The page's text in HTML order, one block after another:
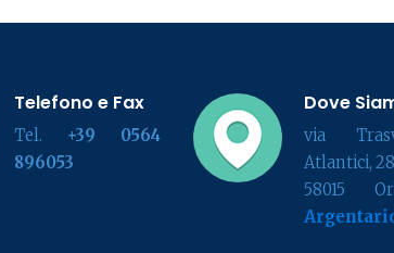
Telefono e Fax
Tel. +39 0564
896053
Dove
via
Atlantici, 28
58015